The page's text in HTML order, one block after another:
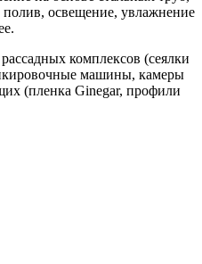
полив, освещение, увлажнение
комплексов (сеялки
машины, камеры
(пленка Ginegar, профили